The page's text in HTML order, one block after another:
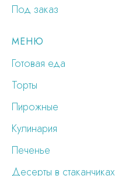
Под заказ
МЕНЮ
Готовая еда
Торты
Пирожные
Кулинария
Печенье
Десерты в стаканчиках